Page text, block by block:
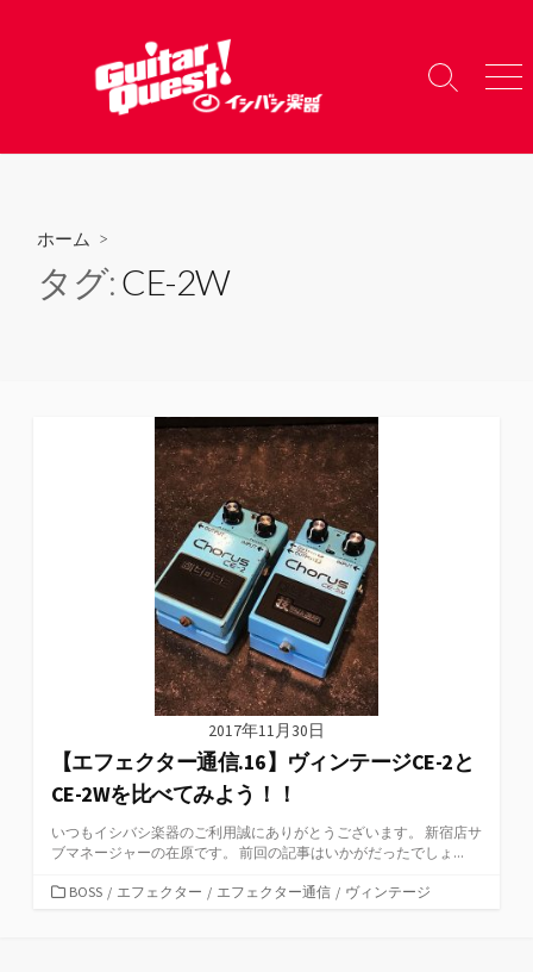
へ
検
り
メ
ー
ホーム >
タグ:CE-2W
2017年11月30日
【エフェクター通信.16】ヴィンテージCE-2と
CE-2Wを比べてみよう！！
いつもイシバシ楽器のご利用誠にありがとうございます。 新宿店サ
ブマネージャーの在原です。 前回の記事はいかがだったでしょ...
カBOSS / エフェクター / エフェクター通信 / ヴィンテージ